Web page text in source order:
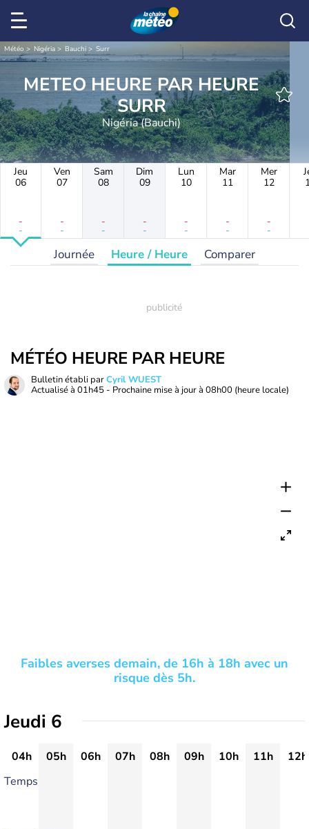
Météo Nigéria Bauchi Surr
METEO HEURE PAR HEURE
SURR
Nigéria (Bauchi)
Jeu
06
-
-
Ven
07
-
-
Sam
08
-
-
Dim
09
-
-
Lun
10
-
-
Mar
11
-
-
Mer
12
-
-
Journée Heure / Heure Comparer
MÉTÉO HEURE PAR HEURE
Bulletin établi parCyril WUEST
Actualisé à 01h45 - Prochaine mise à jour à 08h00 (heure locale)
Faibles averses demain, de 16h à 18h avec un
risque dès 5h.
Jeudi 6
04h 05h 06h 07h 08h 09h 10h 11h
12h
Temps